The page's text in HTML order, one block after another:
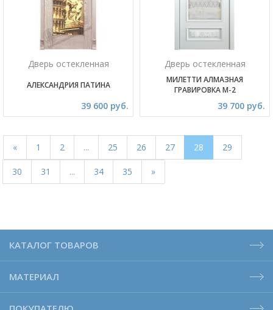
Дверь остекленная
АЛЕКСАНДРИЯ ПАТИНА
39 600 руб.
Дверь остекленная
МИЛЕТТИ АЛМАЗНАЯ
ГРАВИРОВКА М-2
39 700 руб.
« 1 2 ... 25 26 27 28 29
30 31 ... 34 35 »
КАТАЛОГ ТОВАРОВ
МАТЕРИАЛ